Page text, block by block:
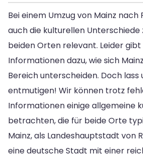
Bei einem Umzug von Mainz nach
auch die kulturellen Unterschiede
beiden Orten relevant. Leider gibt
Informationen dazu, wie sich
Bereich unterscheiden. Doch lass
entmutigen! Wir können trotz
Informationen einige allgemeine
betrachten, die für beide Orte
Mainz, als Landeshauptstadt von
eine deutsche Stadt mit einer